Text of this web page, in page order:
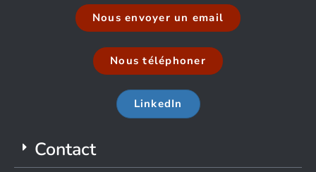
Nous envoyer un email
Nous téléphoner
LinkedIn
Contact